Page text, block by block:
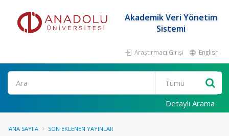
Akademik Veri Yönetim
Sistemi
Araştırmacı Girişi English
Ara
Detaylı Arama
ANA SAYFA SON EKLENEN YAYINLAR